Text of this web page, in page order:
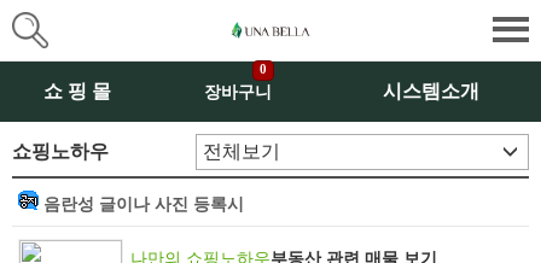
쇼 핑 몰 장바구니
0
시스템소개
쇼핑노하우
음란성 글이나 사진 등록시
나만의 쇼핑노하우부동산 관련 매물 보기